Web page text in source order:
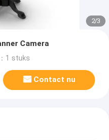
2/3
Camera
1 stuks
Contact nu